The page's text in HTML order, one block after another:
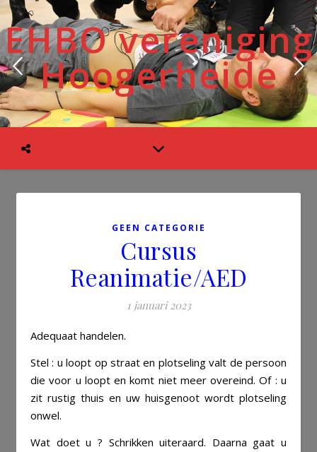
EHBO vereniging
Hoogerheide
GEEN CATEGORIE
Cursus
Reanimatie/AED
1 januari 2023
Adequaat handelen.
Stel : u loopt op straat en plotseling valt de persoon
die voor u loopt en komt niet meer overeind. Of : u
zit rustig thuis en uw huisgenoot wordt plotseling
onwel.
Wat doet u ? Schrikken uiteraard. Daarna gaat u